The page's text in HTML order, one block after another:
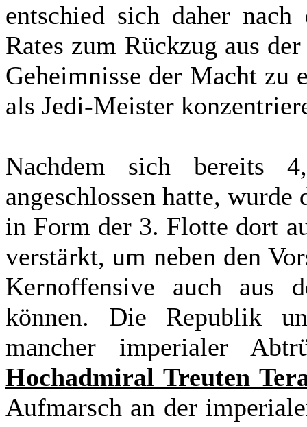
entschied sich daher
Rates zum Rückzug aus
Geheimnisse der Macht zu
als Jedi-Meister
Nachdem sich bereits
angeschlossen hatte,
in Form der 3. Flotte dort
verstärkt, um neben den
Kernoffensive auch aus
können. Die Republik
mancher imperialer
Hochadmiral Treuten
Aufmarsch an der